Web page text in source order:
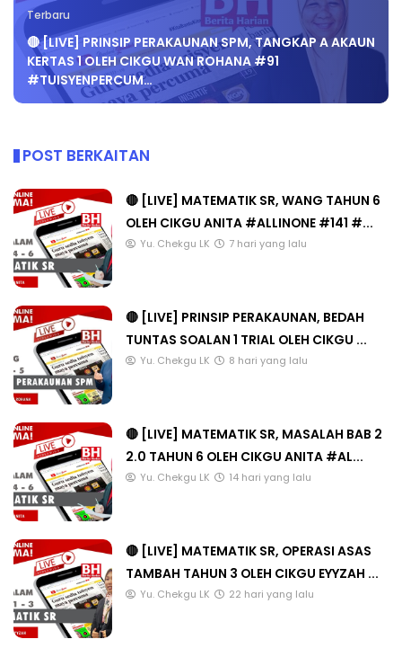
Terbaru
🔴 [LIVE] PRINSIP PERAKAUNAN SPM, TANGKAP A AKAUN
KERTAS 1 OLEH CIKGU WAN ROHANA #91
#TUISYENPERCUM…
POST BERKAITAN
🔴 [LIVE] MATEMATIK SR, WANG TAHUN 6
OLEH CIKGU ANITA #ALLINONE #141 #...
Yu. Chekgu LK 7 hari yang lalu
🔴 [LIVE] PRINSIP PERAKAUNAN, BEDAH
TUNTAS SOALAN 1 TRIAL OLEH CIKGU ...
Yu. Chekgu LK 8 hari yang lalu
🔴 [LIVE] MATEMATIK SR, MASALAH BAB 2
2.0 TAHUN 6 OLEH CIKGU ANITA #AL...
Yu. Chekgu LK 14 hari yang lalu
🔴 [LIVE] MATEMATIK SR, OPERASI ASAS
TAMBAH TAHUN 3 OLEH CIKGU EYYZAH ...
Yu. Chekgu LK 22 hari yang lalu